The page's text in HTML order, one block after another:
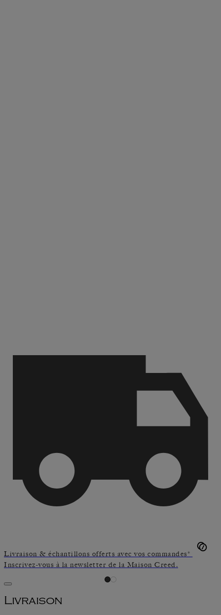
Livraison & échantillons offerts avec vos commandes*
Inscrivez-vous à la newsletter de la Maison Creed.
Livraison